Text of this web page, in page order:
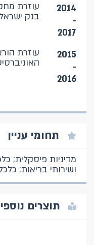
2014
-
2017
עוזרת
בנק ישראל
2015
-
2016
עוזרת
תחומי עניין
מדיניות פיסקלית;
ושירותי בריאות;
תוצרים